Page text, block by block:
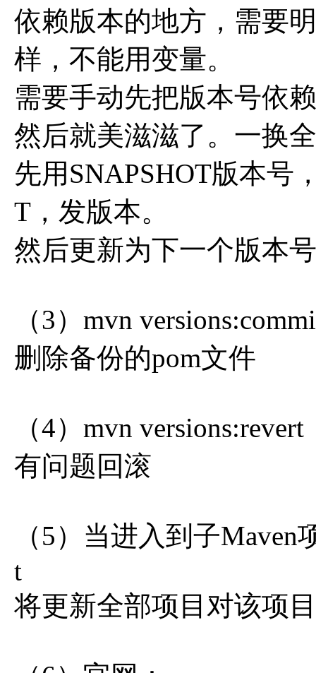
依赖版本的地方，需要
样，不能用变量。
需要手动先把版本号依
然后就美滋滋了。一换
先用SNAPSHOT版本号
T，发版本。
然后更新为下一个版本
（3）mvn
删除备份的pom文件
（4）mvn versions:revert
有问题回滚
（5）当进入到子Maven
t
将更新全部项目对该项